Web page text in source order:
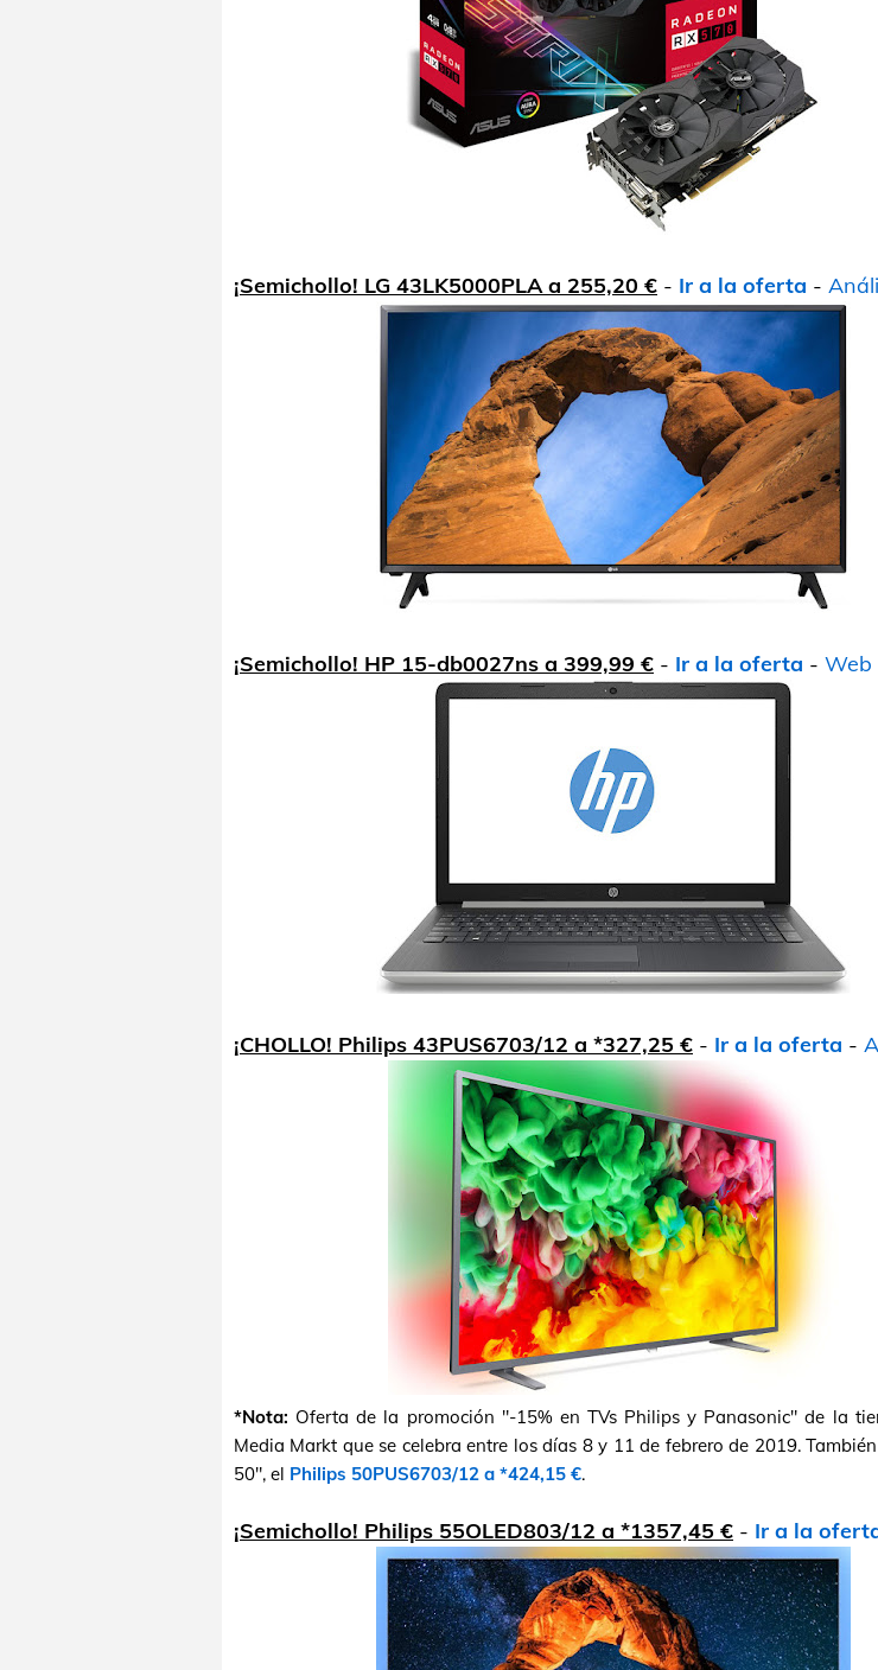
¡Semichollo! LG 43LK5000PLA a 255,20 € - Ir a la oferta -
¡Semichollo! HP 15-db0027ns a 399,99 € - Ir a la oferta - Web
¡CHOLLO! Philips 43PUS6703/12 a *327,25 € - Ir a la oferta -
*Nota: Oferta de la promoción "-15% en TVs Philips y Panasonic" de la
Media Markt que se celebra entre los días 8 y 11 de febrero de 2019.
50", el Philips 50PUS6703/12 a *424,15 €.
¡Semichollo! Philips 55OLED803/12 a *1357,45 € - Ir a la